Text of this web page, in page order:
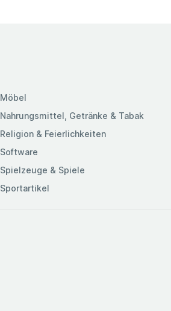
Möbel
Nahrungsmittel, Getränke & Tabak
Religion & Feierlichkeiten
Software
Spielzeuge & Spiele
Sportartikel